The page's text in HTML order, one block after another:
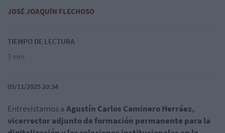
JOSÉ JOAQUÍN FLECHOSO
TIEMPO DE LECTURA
3 min
05/11/2025 20:34
Entrevistamos a Agustín Carlos Caminero Herráez,
vicerrector adjunto de formación permanente para la